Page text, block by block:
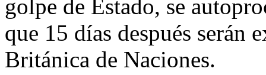
golpe de Estado, se
que 15 días después serán
Británica de Naciones.